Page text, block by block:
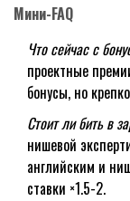
Мини-FAQ
Что сейчас с
проектные
бонусы, но
Стоит ли бить в
нишевой
английским и
ставки ×1.5-2.